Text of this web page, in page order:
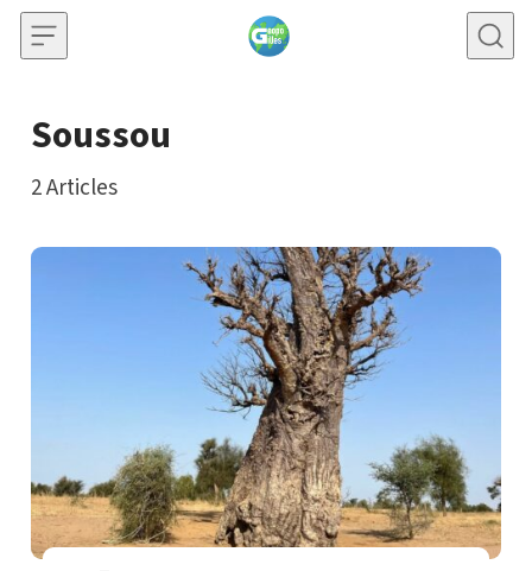
Skip to content
Soussou
2Articles